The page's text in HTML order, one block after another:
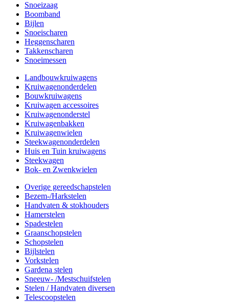
Snoeizaag
Boomband
Bijlen
Snoeischaren
Heggenscharen
Takkenscharen
Snoeimessen
Landbouwkruiwagens
Kruiwagenonderdelen
Bouwkruiwagens
Kruiwagen accessoires
Kruiwagenonderstel
Kruiwagenbakken
Kruiwagenwielen
Steekwagenonderdelen
Huis en Tuin kruiwagens
Steekwagen
Bok- en Zwenkwielen
Overige gereedschapstelen
Bezem-/Harkstelen
Handvaten & stokhouders
Hamerstelen
Spadestelen
Graanschopstelen
Schopstelen
Bijlstelen
Vorkstelen
Gardena stelen
Sneeuw- /Mestschuifstelen
Stelen / Handvaten diversen
Telescoopstelen